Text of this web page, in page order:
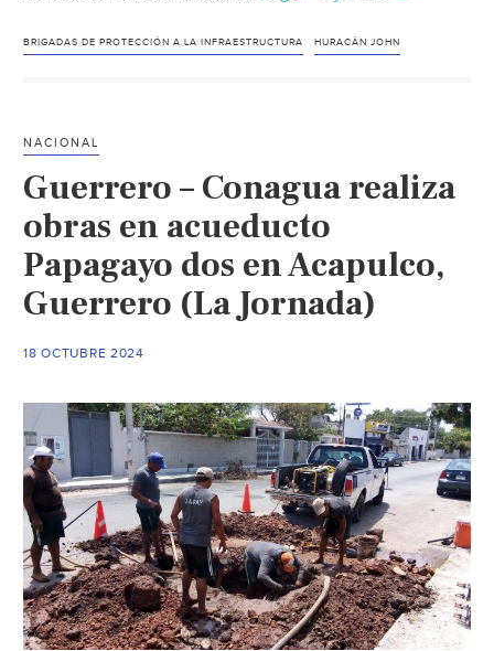
rehabilita
de
Guerrero
huracán
‘John’
(Milenio)
BRIGADAS DE PROTECCIÓN A LA INFRAESTRUCTURA HURACÁN JOHN
NACIONAL
Guerrero – Conagua realiza
obras en acueducto
Papagayo dos en Acapulco,
Guerrero (La Jornada)
18 OCTUBRE 2024